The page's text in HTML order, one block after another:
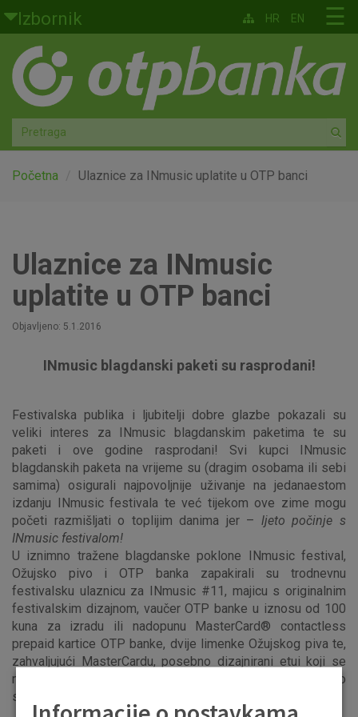
Skoči na glavni sadržaj
Izbornik
Građani
Privatno bankarstvo
Agro
Mala poduzeća i obrtnici
Globalna tržišta
Faktoring
O nama
☰
HR EN
Početna Ulaznice za INmusic uplatite u OTP banci
Ulaznice za INmusic
uplatite u OTP banci
Objavljeno: 5.1.2016
INmusic blagdanski paketi su rasprodani!
Festivalska publika i ljubitelji dobre glazbe pokazali su
veliki interes za INmusic blagdanskim paketima te su
paketi i ove godine rasprodani! Svi kupci INmusic
blagdanskih paketa na vrijeme su (dragim osobama ili sebi
samima) osigurali najpovoljnije uživanje na jedanaestom
izdanju INmusic festivala te već tijekom ove zime mogu
početi razmišljati o toplijim danima jer – ljeto počinje s
INmusic festivalom!
U iznimno tražene blagdanske poklone INmusic festival,
Ožujsko pivo i OTP banka zapakirali su trodnevnu
festivalsku ulaznicu za INmusic #11, majicu s originalnim
festivalskim dizajnom, vaučer OTP banke u iznosu od 100
kuna za izradu ili nadopunu MasterCard® contactless
prepaid kartice OTP banke, dvije limenke Ožujskog piva te,
zahvaljujući MasterCardu, posebno dizajnirani etui koji se
može zalijepiti na poleđinu mobitela. I ovih blagdana tražio
se paket više!